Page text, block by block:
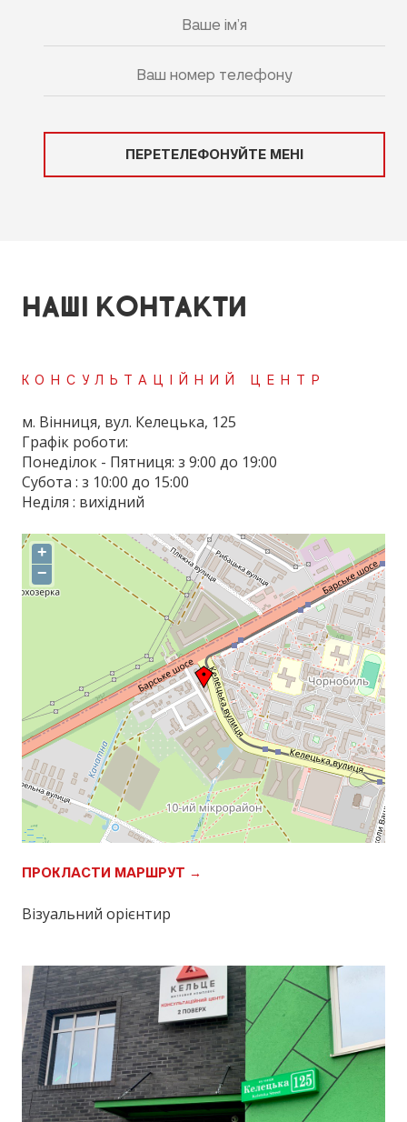
ПЕРЕТЕЛЕФОНУЙТЕ МЕНІ
НАШІ КОНТАКТИ
КОНСУЛЬТАЦІЙНИЙ ЦЕНТР
м. Вінниця, вул. Келецька, 125
Графік роботи:
Понеділок - Пятниця: з 9:00 до 19:00
Субота : з 10:00 до 15:00
Неділя : вихідний
+
−
ПРОКЛАСТИ МАРШРУТ →
Візуальний орієнтир